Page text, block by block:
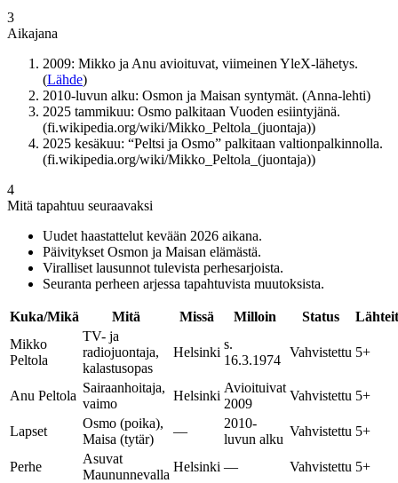
3
Aikajana
2009: Mikko ja Anu avioituvat, viimeinen YleX-lähetys.
(Lähde)
2010-luvun alku: Osmon ja Maisan syntymät. (Anna-lehti)
2025 tammikuu: Osmo palkitaan Vuoden esiintyjänä.
(fi.wikipedia.org/wiki/Mikko_Peltola_(juontaja))
2025 kesäkuu: “Peltsi ja Osmo” palkitaan valtionpalkinnolla.
(fi.wikipedia.org/wiki/Mikko_Peltola_(juontaja))
4
Mitä tapahtuu seuraavaksi
Uudet haastattelut kevään 2026 aikana.
Päivitykset Osmon ja Maisan elämästä.
Viralliset lausunnot tulevista perhesarjoista.
Seuranta perheen arjessa tapahtuvista muutoksista.
Kuka/Mikä Mitä Missä Milloin Status
Mikko
Peltola
TV- ja
radiojuontaja,
kalastusopas
Helsinki
s.
16.3.1974
Vahvistettu 5+
Anu Peltola
Sairaanhoitaja,
vaimo
Helsinki
Avioituivat
2009
Vahvistettu 5+
Lapset
Osmo (poika),
Maisa (tytär)
—
2010-
luvun alku
Vahvistettu 5+
Perhe
Asuvat
Maununnevalla
Helsinki — Vahvistettu 5+